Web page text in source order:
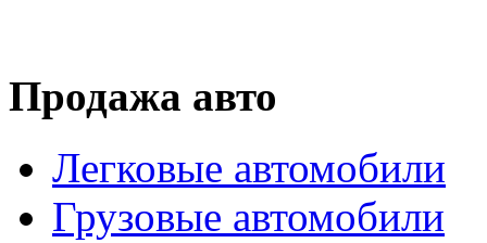
Продажа авто
Легковые автомобили
Грузовые автомобили